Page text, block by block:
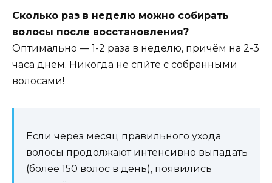
Сколько раз в неделю можно собирать
волосы после восстановления?
Оптимально — 1-2 раза в неделю, причём на 2-3
часа днём. Никогда не спи́те с собранными
волосами!
Если через месяц правильного ухода
волосы продолжают интенсивно выпадать
(более 150 волос в день), появились